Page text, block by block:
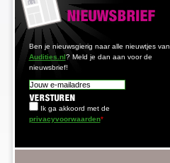
Ben je nieuwsgierig naar alle nieuwtjes van
Audities.nl? Meld je dan aan voor de
nieuwsbrief!
Ik ga akkoord met de
privacyvoorwaarden*